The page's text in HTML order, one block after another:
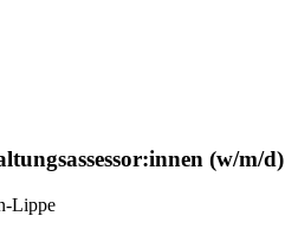
(w/m/d)
Lippe